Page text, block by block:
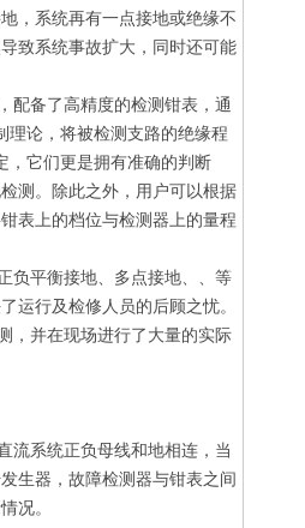
，系统再有一点接地或绝缘不
致系统事故扩大，同时还可能
备了高精度的检测钳表，通
理论，将被检测支路的绝缘程
，它们更是拥有准确的判断
测。除此之外，用户可以根据
表上的档位与检测器上的量程
负平衡接地、多点接地、、等
运行及检修人员的后顾之忧。
，并在现场进行了大量的实际
系统正负母线和地相连，当
生器，故障检测器与钳表之间
况。